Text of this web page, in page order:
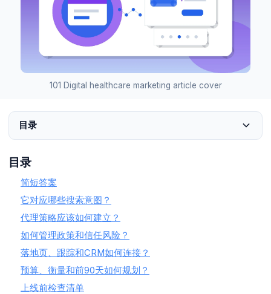
101 Digital healthcare marketing article cover
目录
目录
简短答案
它对应哪些搜索意图？
代理策略应该如何建立？
如何管理政策和信任风险？
落地页、跟踪和CRM如何连接？
预算、衡量和前90天如何规划？
上线前检查清单